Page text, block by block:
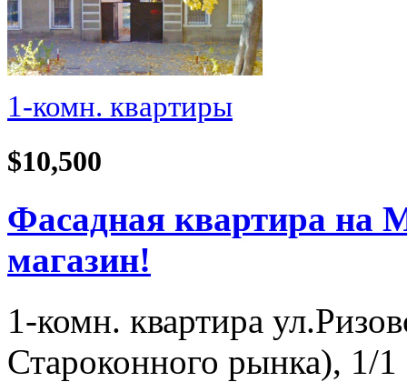
1-комн. квартиры
$10,500
Фасадная квартира на
магазин!
1-комн. квартира
Староконного рынка), 1/